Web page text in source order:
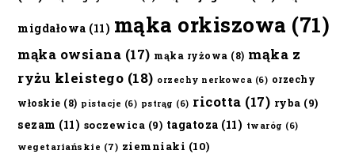
migdałowa (11) mąka orkiszowa (71)
mąka owsiana (17) mąka ryżowa (8) mąka z
ryżu kleistego (18) orzechy nerkowca (6) orzechy
włoskie (8) pistacje (6) pstrąg (6) ricotta (17) ryba (9)
sezam (11) soczewica (9) tagatoza (11) twaróg (6)
wegetariańskie (7) ziemniaki (10)